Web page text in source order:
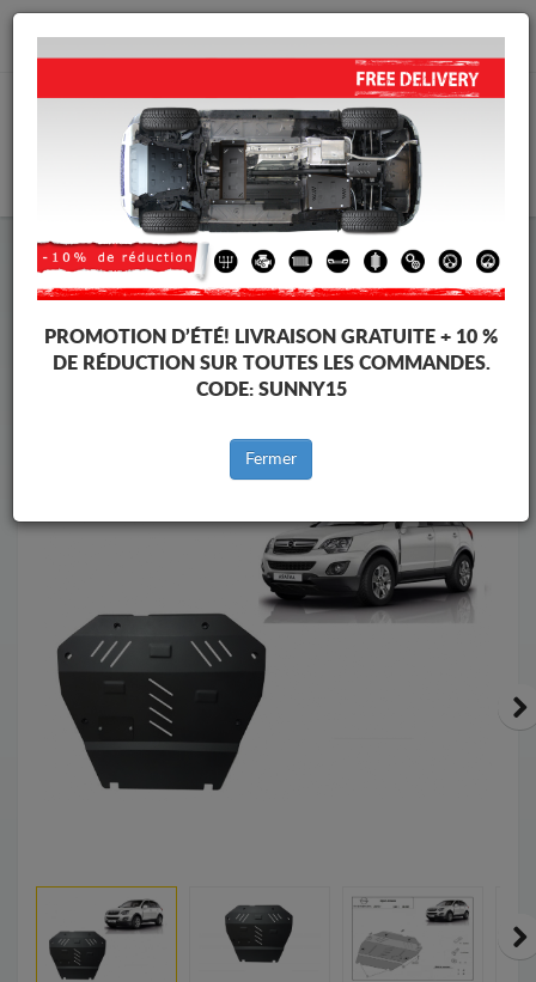
info@cachesousmoteur.fr
Cache Sous Moteur Opel Cache Sous Moteur Opel Antara
Marques
PROMOTION D’ÉTÉ! LIVRAISON GRATUITE + 10 %
DE RÉDUCTION SUR TOUTES LES COMMANDES.
CODE: SUNNY15
Fermer